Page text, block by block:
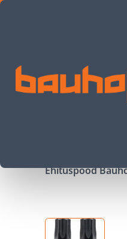
OTSAK KWB TORSION
Ehituspood